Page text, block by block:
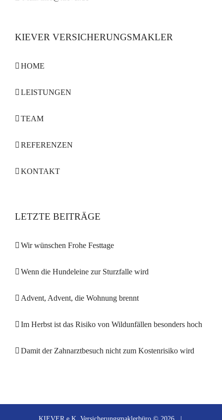
KIEVER VERSICHERUNGSMAKLER
HOME
LEISTUNGEN
TEAM
REFERENZEN
KONTAKT
LETZTE BEITRÄGE
Wir wünschen Frohe Festtage
Wenn die Hundeleine zur Sturzfalle wird
Advent, Advent, die Wohnung brennt
Im Herbst ist das Risiko von Wildunfällen besonders hoch
Damit der Zahnarztbesuch nicht zum Kostenrisiko wird